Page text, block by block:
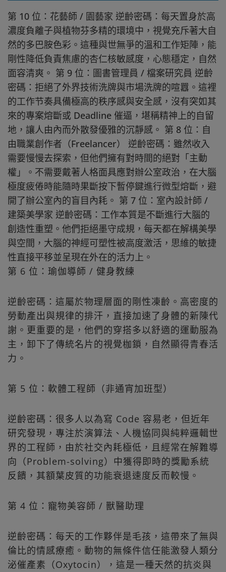
第 10 位：花藝師 / 園藝家 逆齡密碼：每天置身於高
濃度負離子與植物芬多精的環境中，視覺充斥著大自
然的多巴胺色彩。這種與世無爭的溫和工作矩陣，能
剛性降低負責焦慮的杏仁核敏感度，心態穩定，自然
面容清爽。 第 9 位：圖書管理員 / 檔案研究員 逆齡
密碼：拒絕了外界技術洗牌與市場洗牌的喧囂。這裡
的工作节奏具備極高的秩序感與安全感，沒有突如其
來的專案熔斷或 Deadline 催逼，堪稱精神上的自留
地，讓人由內而外散發優雅的沉靜感。 第 8 位：自
由職業創作者（Freelancer） 逆齡密碼：雖然收入
需要慢慢去探索，但他們擁有對時間的絕對「主動
權」。不需要戴著人格面具應對辦公室政治，在大腦
極度疲倦時能隨時果斷按下暫停鍵進行微型熔斷，避
開了辦公室內的盲目內耗。 第 7 位：室內設計師 /
建築美學家 逆齡密碼：工作本質是不斷進行大腦的
創造性重塑。他們拒絕墨守成規，每天都在解構美學
與空間，大腦的神經可塑性被高度激活，思維的敏捷
性直接平移並呈現在外在的活力上。
第 6 位：瑜伽導師 / 健身教練
逆齡密碼：這屬於物理層面的剛性凍齡。高密度的
勞動產出與規律的排汗，直接加速了身體的新陳代
謝。更重要的是，他們的穿搭多以舒適的運動服為
主，卸下了傳統名片的視覺枷鎖，自然顯得青春活
力。
第 5 位：軟體工程師（非通宵加班型）
逆齡密碼：很多人以為寫 Code 容易老，但近年
研究發現，專注於演算法、人機協同與純粹邏輯世
界的工程師，由於社交內耗極低，且經常在解難導
向（Problem-solving）中獲得即時的獎勵系統
反饋，其額葉皮質的功能衰退速度反而較慢。
第 4 位：寵物美容師 / 獸醫助理
逆齡密碼：每天的工作夥伴是毛孩，這帶來了無與
倫比的情感療癒。動物的無條件信任能激發人類分
泌催產素（Oxytocin），這是一種天然的抗炎與